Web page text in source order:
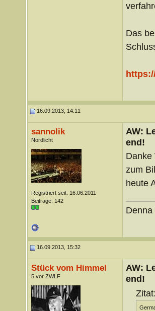
Das
16.09.2013, 14:11
sannolik
Nordlicht
Registriert seit: 16.06.2011
Beiträge: 142
AW:
end!
Danke
zum
heute
Denna
16.09.2013, 15:32
Stück vom Himmel
5 vor ZWLF
AW:
end!
Zitat: